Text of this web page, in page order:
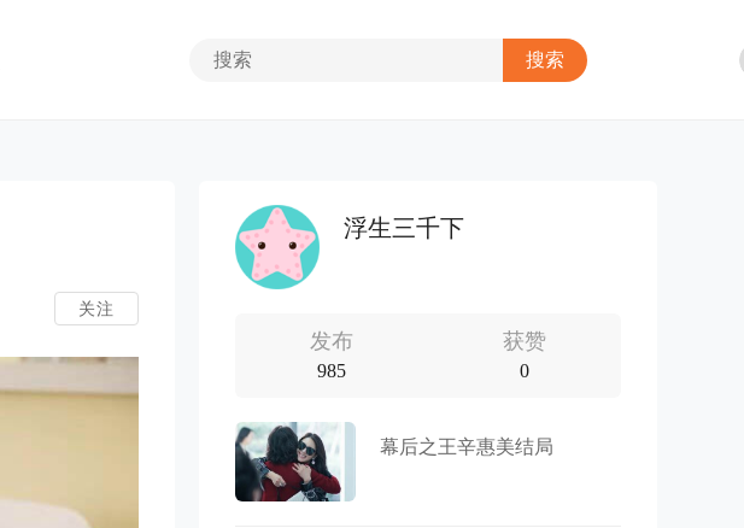
关注
浮生三千下
发布
985
获赞
0
幕后之王辛惠美结局